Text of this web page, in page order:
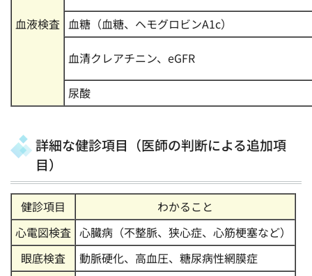
血液検査 血糖（血糖、ヘモグロビンA1c）
血清クレアチニン、eGFR
尿酸
詳細な健診項目（医師の判断による追加項
目）
健診項目
わかること
心電図検査 心臓病（不整脈、狭心症、心筋梗塞など）
眼底検査
動脈硬化、高血圧、糖尿病性網膜症